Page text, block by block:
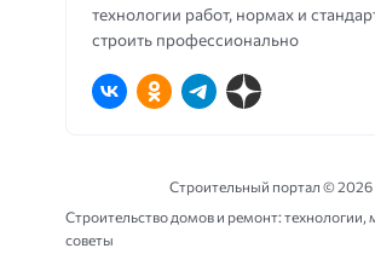
технологии работ, нормах и
строить профессионально
Строительный портал ©2026
Строительство домов и ремонт: технологии,
советы